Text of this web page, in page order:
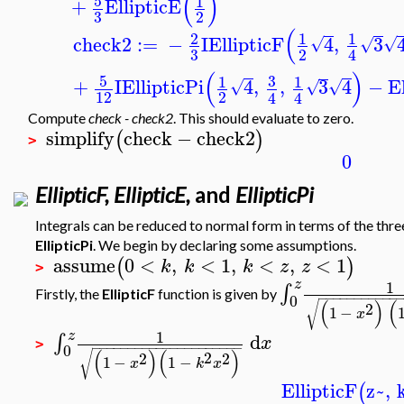
3 2
check2 := − 2
3IEllipticF(1
2 4
√ , 1
4 3
√ √
+ 5
12IEllipticPi(1
2 4
√ , 3
4, 1
4 3
√ 4
√ ) −
Computecheck - check2. This should evaluate to zero.
> simplify(check−check2)
0
EllipticF, EllipticE, and EllipticPi
Integrals can be reduced to normal form in terms of the
EllipticPi. We begin by declaring some assumptions.
> assume(0 < k, k < 1, k < z, z < 1)
Firstly, the EllipticFfunction is given by ∫ z
0
1
(1− x2)(
−−−−−−−−−−−
√
> ∫ z
0
1
(1− x2)(1 − k2x2)
− −
−−−−−−−−−−−−−−−−−−−
√
dx
EllipticF(z~,